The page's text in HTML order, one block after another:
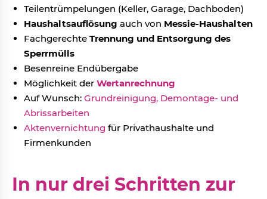
Teilentrümpelungen (Keller, Garage, Dachboden)
Haushaltsauflösung auch von Messie-Haushalten
Fachgerechte Trennung und Entsorgung des
Sperrmülls
Besenreine Endübergabe
Möglichkeit der Wertanrechnung
Auf Wunsch: Grundreinigung, Demontage- und
Abrissarbeiten
Aktenvernichtung für Privathaushalte und
Firmenkunden
In nur drei Schritten zur